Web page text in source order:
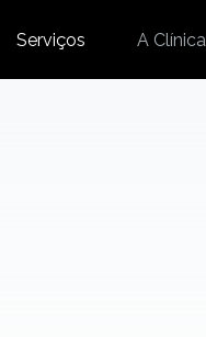
Serviços A Clínica